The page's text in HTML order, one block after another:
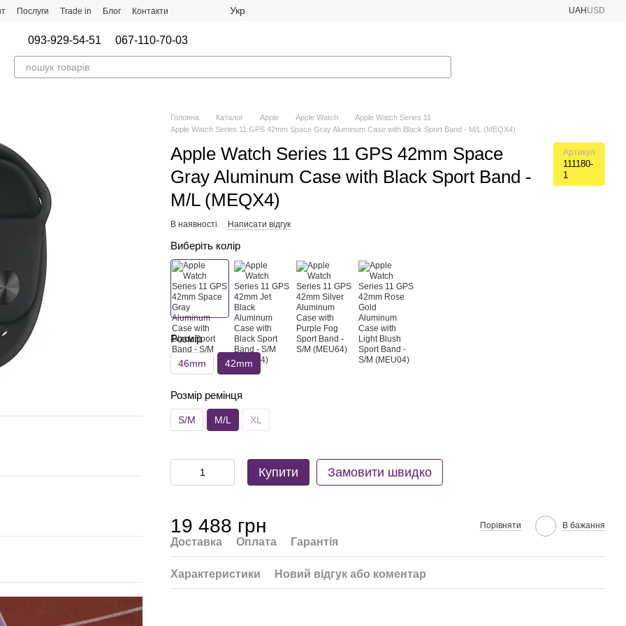
Послуги Trade in Блог Контакти Укр UAH USD
093-929-54-51 067-110-70-03
Головна Каталог Apple Apple Watch
Apple Watch Series 11
Apple Watch Series 11 GPS 42mm Space Gray Aluminum Case with Black Sport Band - M/L (MEQX4)
Apple Watch Series 11 GPS 42mm Space
Gray Aluminum Case with Black Sport Band -
M/L (MEQX4)
Артикул
111180-
1
В наявності Написати відгук
Виберіть колір
Розмір
46mm 42mm
Розмір ремінця
S/M M/L XL
Купити Замовити швидко
19 488 грн Порівняти В бажання
Доставка Оплата Гарантія
Характеристики Новий відгук або коментар